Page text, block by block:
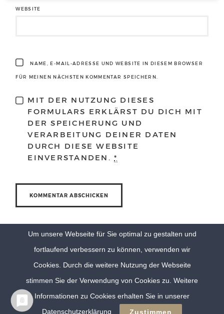
WEBSITE
NAME, E-MAIL-ADRESSE UND WEBSITE IN DIESEM BROWSER
FÜR MEINEN NÄCHSTEN KOMMENTAR SPEICHERN.
MIT DER NUTZUNG DIESES
FORMULARS ERKLÄRST DU DICH MIT
DER SPEICHERUNG UND
VERARBEITUNG DEINER DATEN
DURCH DIESE WEBSITE
EINVERSTANDEN.*
© Eva Berten Photography | Imprint Privacy Policy
Um unsere Webseite für Sie optimal zu gestalten und
fortlaufend verbessern zu können, verwenden wir
Cookies. Durch die weitere Nutzung der Webseite
stimmen Sie der Verwendung von Cookies zu. Weitere
Informationen zu Cookies erhalten Sie in unserer
Datenschutzerklärung
Zustimmen